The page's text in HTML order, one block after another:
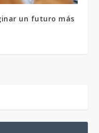
un futuro más